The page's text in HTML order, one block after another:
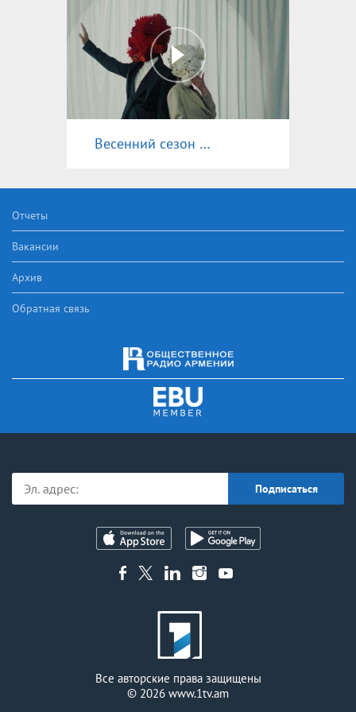
Весенний сезон 2025
Отчеты
Вакансии
Архив
Обратная связь
Все авторские права защищены
© 2026 www.1tv.am